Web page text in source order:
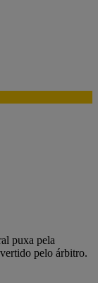
puxa pela
pelo árbitro.